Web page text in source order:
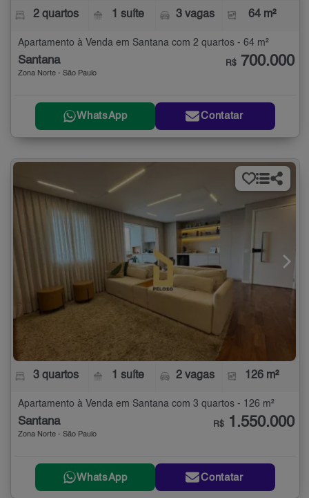
2 quartos 1 suíte 3 vagas 64 m²
Apartamento à Venda em Santana com 2 quartos - 64 m²
Santana
Zona Norte - São Paulo
R$ 700.000
WhatsApp Contatar
3 quartos 1 suíte 2 vagas 126 m²
Apartamento à Venda em Santana com 3 quartos - 126 m²
Santana
Zona Norte - São Paulo
R$ 1.550.000
WhatsApp Contatar